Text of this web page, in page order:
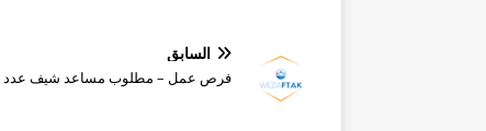
السابق
فرص عمل – مطلوب مساعد شيف عدد ٣